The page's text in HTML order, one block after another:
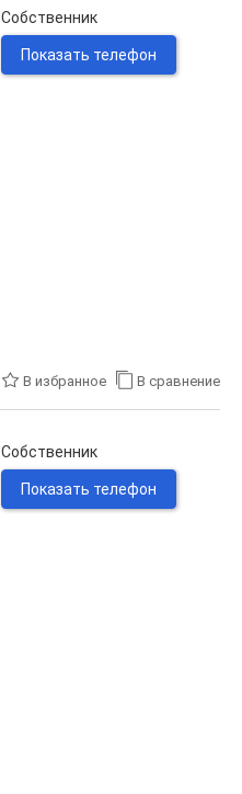
Собственник
Показать телефон
В избранное В сравнение
Собственник
Показать телефон